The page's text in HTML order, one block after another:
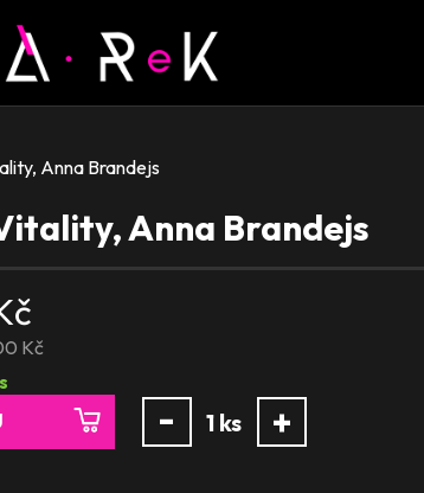
Anna Brandejs
Anna Brandejs
Kč
- 1 ks +